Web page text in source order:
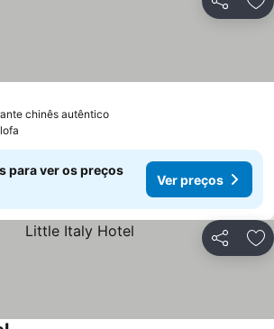
Partilhar
chinês autênticoVer preços
preços
para ver os preços
Ver preços
Partilhar